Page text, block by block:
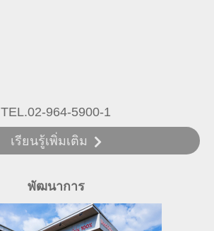
TEL.02-964-5900-1
เรียนรู้เพิ่มเติม
พัฒนาการ